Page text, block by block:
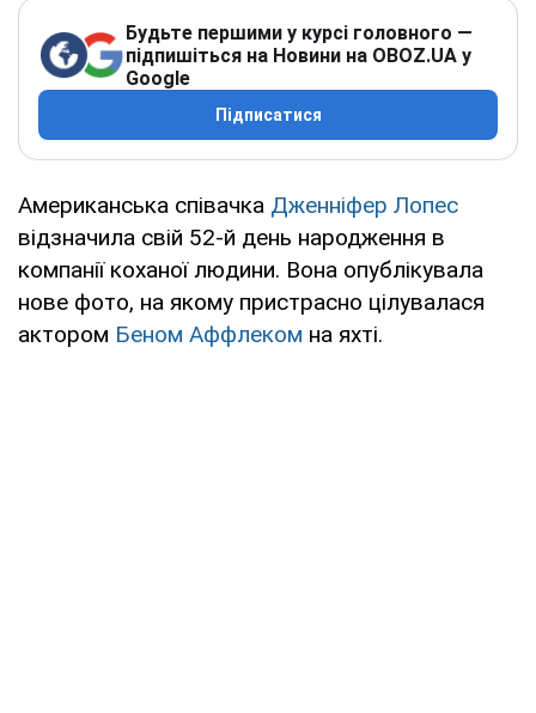
Будьте першими у курсі головного —
підпишіться на Новини на OBOZ.UA у
Google
Підписатися
Американська співачка Дженніфер Лопес
відзначила свій 52-й день народження в
компанії коханої людини. Вона опублікувала
нове фото, на якому пристрасно цілувалася
актором Беном Аффлеком на яхті.